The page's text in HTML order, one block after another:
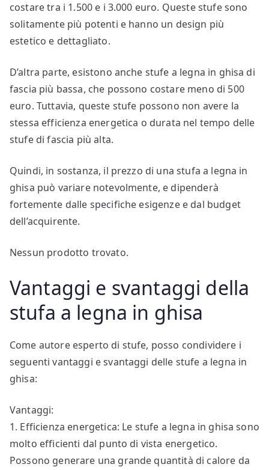
costare tra i 1.500 e i 3.000 euro. Queste stufe sono
solitamente più potenti e hanno un design più
estetico e dettagliato.
D’altra parte, esistono anche stufe a legna in ghisa di
fascia più bassa, che possono costare meno di 500
euro. Tuttavia, queste stufe possono non avere la
stessa efficienza energetica o durata nel tempo delle
stufe di fascia più alta.
Quindi, in sostanza, il prezzo di una stufa a legna in
ghisa può variare notevolmente, e dipenderà
fortemente dalle specifiche esigenze e dal budget
dell’acquirente.
Nessun prodotto trovato.
Vantaggi e svantaggi della
stufa a legna in ghisa
Come autore esperto di stufe, posso condividere i
seguenti vantaggi e svantaggi delle stufe a legna in
ghisa:
Vantaggi:
1. Efficienza energetica: Le stufe a legna in ghisa sono
molto efficienti dal punto di vista energetico.
Possono generare una grande quantità di calore da